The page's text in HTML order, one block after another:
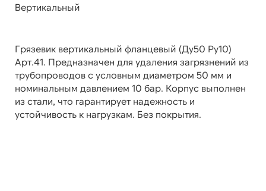
Вертикальный
Грязевик вертикальный фланцевый (Ду50 Ру10)
Арт.41. Предназначен для удаления загрязнений из
трубопроводов с условным диаметром 50 мм и
номинальным давлением 10 бар. Корпус выполнен
из стали, что гарантирует надежность и
устойчивость к нагрузкам. Без покрытия.